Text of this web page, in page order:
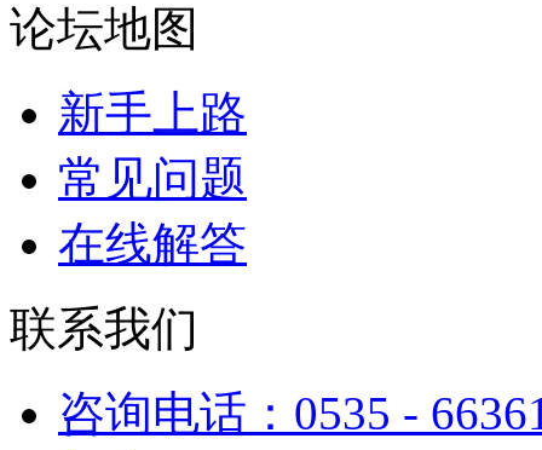
论坛地图
新手上路
常见问题
在线解答
联系我们
咨询电话：0535 -